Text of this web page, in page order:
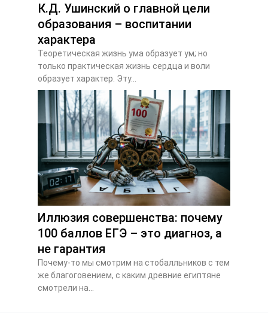
К.Д. Ушинский о главной цели
образования – воспитании
характера
Теоретическая жизнь ума образует ум; но
только практическая жизнь сердца и воли
образует характер. Эту...
Иллюзия совершенства: почему
100 баллов ЕГЭ – это диагноз, а
не гарантия
Почему-то мы смотрим на стобалльников с тем
же благоговением, с каким древние египтяне
смотрели на...